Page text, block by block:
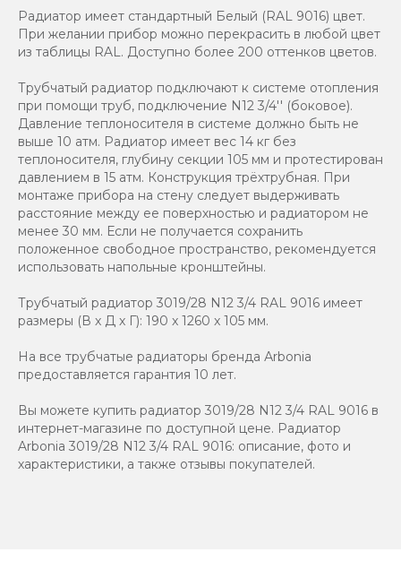
Радиатор имеет стандартный Белый (RAL 9016) цвет.
При желании прибор можно перекрасить в любой цвет
из таблицы RAL. Доступно более 200 оттенков цветов.
Трубчатый радиатор подключают к системе отопления
при помощи труб, подключение N12 3/4'' (боковое).
Давление теплоносителя в системе должно быть не
выше 10 атм. Радиатор имеет вес 14 кг без
теплоносителя, глубину секции 105 мм и протестирован
давлением в 15 атм. Конструкция трёхтрубная. При
монтаже прибора на стену следует выдерживать
расстояние между ее поверхностью и радиатором не
менее 30 мм. Если не получается сохранить
положенное свободное пространство, рекомендуется
использовать напольные кронштейны.
Трубчатый радиатор 3019/28 N12 3/4 RAL 9016 имеет
размеры (В x Д x Г): 190 x 1260 x 105 мм.
На все трубчатые радиаторы бренда Аrbonia
предоставляется гарантия 10 лет.
Вы можете купить радиатор 3019/28 N12 3/4 RAL 9016 в
интернет-магазине по доступной цене. Радиатор
Arbonia 3019/28 N12 3/4 RAL 9016: описание, фото и
характеристики, а также отзывы покупателей.